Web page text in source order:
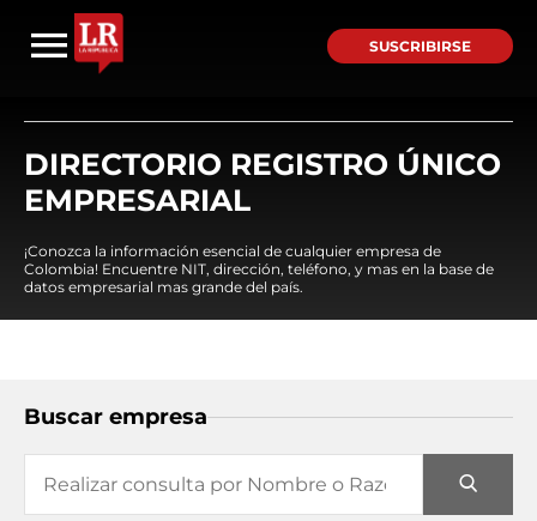
SUSCRIBIRSE
DIRECTORIO REGISTRO ÚNICO
EMPRESARIAL
¡Conozca la información esencial de cualquier empresa de
Colombia! Encuentre NIT, dirección, teléfono, y mas en la base de
datos empresarial mas grande del país.
Buscar empresa